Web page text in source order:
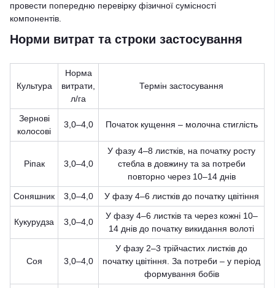
провести попередню перевірку фізичної сумісності
компонентів.
Норми витрат та строки застосування
Культура
Норма
витрати,
л/га
Термін застосування
Зернові
колосові
3,0–4,0 Початок кущення – молочна стиглість
Ріпак 3,0–4,0
У фазу 4–8 листків, на початку росту
стебла в довжину та за потреби
повторно через 10–14 днів
Соняшник
3,0–4,0 У фазу 4–6 листків до початку цвітіння
Кукурудза 3,0–4,0
У фазу 4–6 листків та через кожні 10–
14 днів до початку викидання волоті
Соя 3,0–4,0
У фазу 2–3 трійчастих листків до
початку цвітіння. За потреби – у період
формування бобів